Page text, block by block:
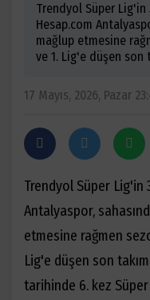
Trendyol Süper
Hesap.com
mağlup etmesine
ve 1. Lig'e düşen son
17 Mayıs, 2026, Pazar
Trendyol Süper Lig'in
Antalyaspor,
etmesine rağmen
Lig'e düşen son takım
tarihinde 6. kez